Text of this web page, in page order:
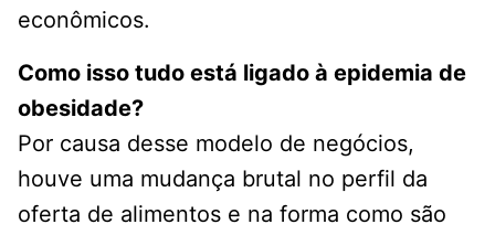
econômicos.
Como isso tudo está ligado à epidemia de
obesidade?
Por causa desse modelo de negócios,
houve uma mudança brutal no perfil da
oferta de alimentos e na forma como são